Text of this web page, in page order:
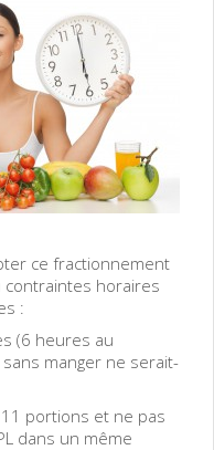
ce fractionnement
horaires
:
(6 heures au
manger ne serait-
portions et ne pas
dans un même